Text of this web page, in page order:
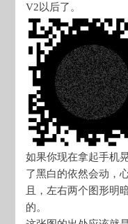
V2以后了。
如果你现在拿起手机
了黑白的依然会动，
且，左右两个图形明
的。